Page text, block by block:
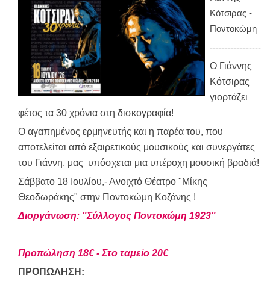
Κότσιρας -
Ποντοκώμη
-----------------
Ο Γιάννης
Κότσιρας
γιορτάζει
φέτος τα 30 χρόνια στη δισκογραφία!
Ο αγαπημένος ερμηνευτής και η παρέα του, που
αποτελείται από εξαιρετικούς μουσικούς και συνεργάτες
του Γιάννη, μας υπόσχεται μια υπέροχη μουσική βραδιά!
Σάββατο 18 Ιουλίου,- Ανοιχτό Θέατρο "Μίκης
Θεοδωράκης" στην Ποντοκώμη Κοζάνης !
Διοργάνωση: "Σύλλογος Ποντοκώμη 1923"
Προπώληση 18€ - Στο ταμείο 20€
ΠΡΟΠΩΛΗΣΗ: